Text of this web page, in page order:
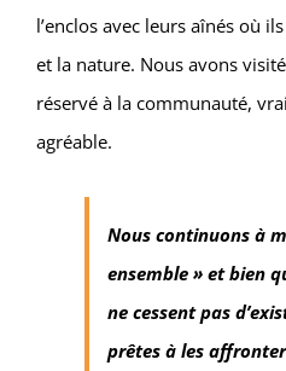
l’enclos avec leurs aînés où
et la nature. Nous avons
réservé à la communauté,
agréable.
Nous continuons à
ensemble » et bien
ne cessent pas
prêtes à les